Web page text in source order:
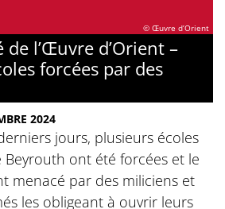
© Œuvre d’Orient
l’Œuvre d’Orient –
forcées par des
2024
jours, plusieurs écoles
Beyrouth ont été forcées et le
menacé par des miliciens et
les obligeant à ouvrir leurs